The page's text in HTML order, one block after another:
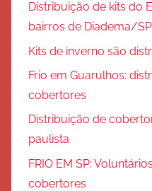
Distribuição de kits do
bairros de Diadema/SP
Kits de inverno são
Frio em Guarulhos:
cobertores
Distribuição de
paulista
FRIO EM SP:
cobertores